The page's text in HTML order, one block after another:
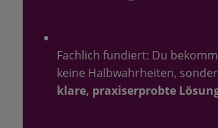
Fachlich fundiert: Du
keine Halbwahrheiten,
klare, praxiserprobte